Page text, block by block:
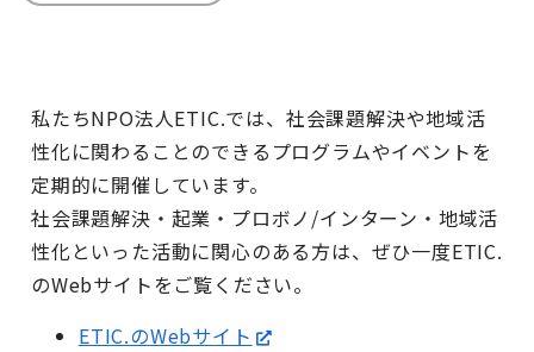
私たちNPO法人ETIC.では、社会課題解決や地域活
性化に関わることのできるプログラムやイベントを
定期的に開催しています。
社会課題解決・起業・プロボノ/インターン・地域活
性化といった活動に関心のある方は、ぜひ一度ETIC.
のWebサイトをご覧ください。
ETIC.のWebサイト